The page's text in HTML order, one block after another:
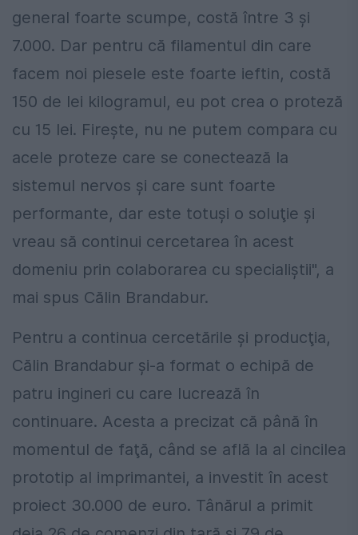
general foarte scumpe, costă între 3 şi
7.000. Dar pentru că filamentul din care
facem noi piesele este foarte ieftin, costă
150 de lei kilogramul, eu pot crea o proteză
cu 15 lei. Fireşte, nu ne putem compara cu
acele proteze care se conectează la
sistemul nervos şi care sunt foarte
performante, dar este totuşi o soluţie şi
vreau să continui cercetarea în acest
domeniu prin colaborarea cu specialiştii", a
mai spus Călin Brandabur.
Pentru a continua cercetările şi producţia,
Călin Brandabur şi-a format o echipă de
patru ingineri cu care lucrează în
continuare. Acesta a precizat că până în
momentul de faţă, când se află la al cincilea
prototip al imprimantei, a investit în acest
proiect 30.000 de euro. Tânărul a primit